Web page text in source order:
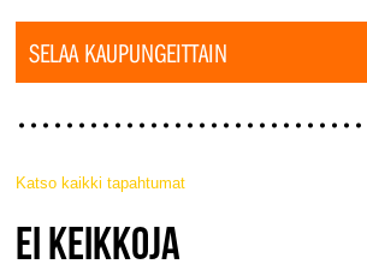
SELAA KAUPUNGEITTAIN
Katso kaikki tapahtumat
JAZZ FINLAND LIVE
EI KEIKKOJA